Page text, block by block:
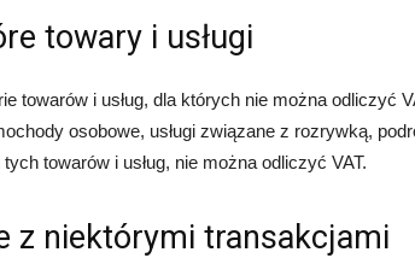
towary i usługi
towarów i usług, dla których nie można odliczyć
osobowe, usługi związane z rozrywką,
towarów i usług, nie można odliczyć VAT.
z niektórymi transakcjami